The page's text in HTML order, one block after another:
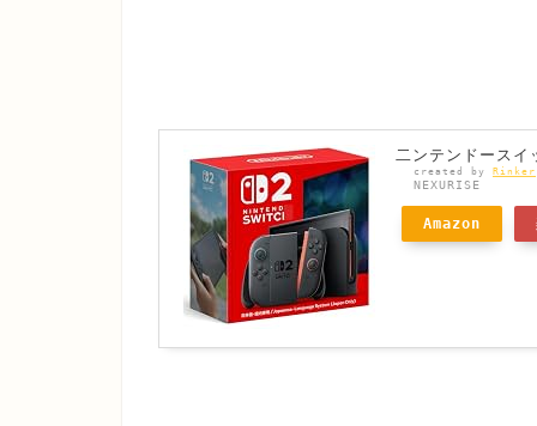
二ンテンドース
created by Rinker
NEXURISE
Amazon